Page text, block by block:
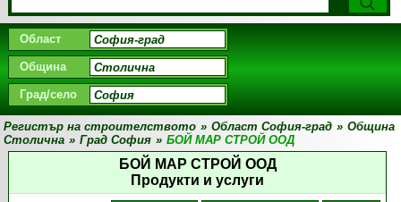
Област
Община
Град/село
Регистър на строителството » Област София-град » Община
Столична » Град София » БОЙ МАР СТРОЙ ООД
БОЙ МАР СТРОЙ ООД
Продукти и услуги